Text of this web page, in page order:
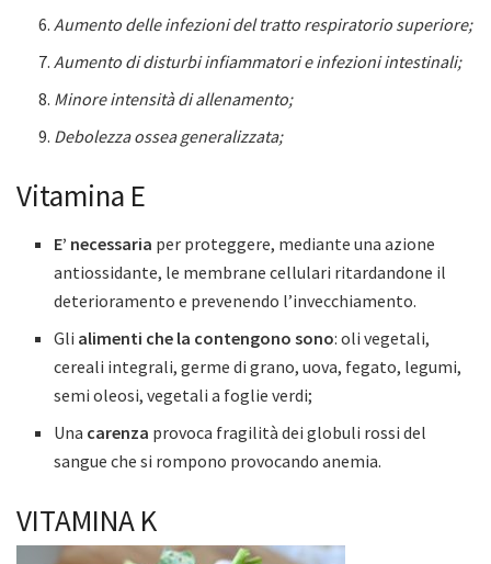
Aumento delle infezioni del tratto respiratorio superiore;
Aumento di disturbi infiammatori e infezioni intestinali;
Minore intensità di allenamento;
Debolezza ossea generalizzata;
Vitamina E
E’ necessaria per proteggere, mediante una azione
antiossidante, le membrane cellulari ritardandone il
deterioramento e prevenendo l’invecchiamento.
Gli alimenti che la contengono sono: oli vegetali,
cereali integrali, germe di grano, uova, fegato, legumi,
semi oleosi, vegetali a foglie verdi;
Una carenza provoca fragilità dei globuli rossi del
sangue che si rompono provocando anemia.
VITAMINA K